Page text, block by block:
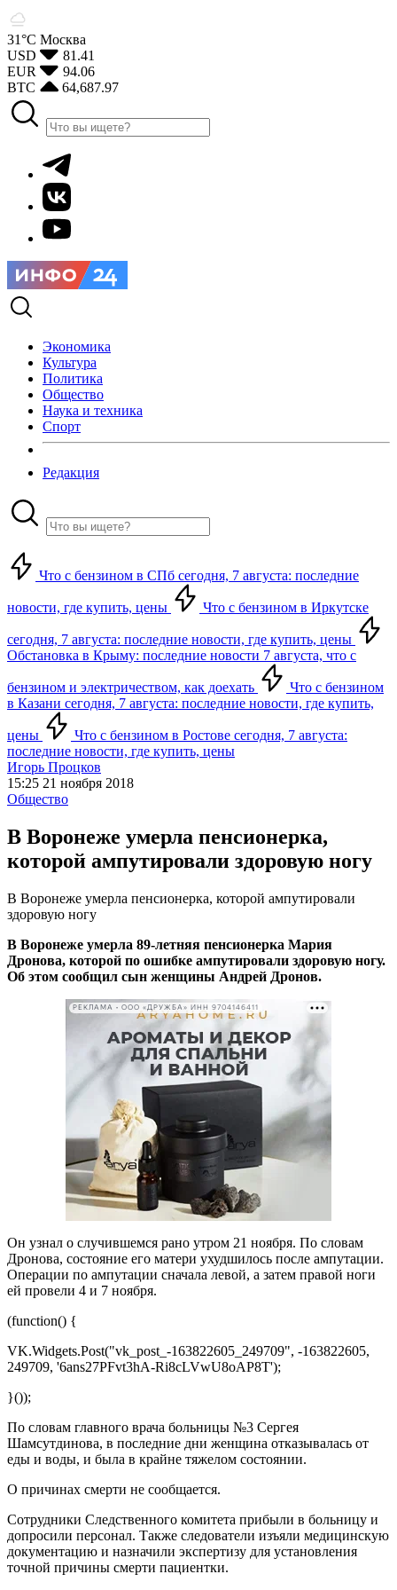
31°С Москва
USD
81.41
EUR
94.06
BTC
64,687.97
Экономика
Культура
Политика
Общество
Наука и техника
Спорт
Редакция
Что с бензином в СПб сегодня, 7 августа: последние
новости, где купить, цены Что с бензином в Иркутске
сегодня, 7 августа: последние новости, где купить, цены
Обстановка в Крыму: последние новости 7 августа, что с
бензином и электричеством, как доехать
Что с бензином
в Казани сегодня, 7 августа: последние новости, где купить,
цены
Что с бензином в Ростове сегодня, 7 августа:
последние новости, где купить, цены
Игорь Процков
15:25 21 ноября 2018
Общество
В Воронеже умерла пенсионерка,
которой ампутировали здоровую ногу
В Воронеже умерла пенсионерка, которой ампутировали
здоровую ногу
В Воронеже умерла 89-летняя пенсионерка Мария
Дронова, которой по ошибке ампутировали здоровую ногу.
Об этом сообщил сын женщины Андрей Дронов.
РЕКЛАМА • ООО «ДРУЖБА» ИНН 9704146411
Он узнал о случившемся рано утром 21 ноября. По словам
Дронова, состояние его матери ухудшилось после ампутации.
Операции по ампутации сначала левой, а затем правой ноги
ей провели 4 и 7 ноября.
(function() {
VK.Widgets.Post("vk_post_-163822605_249709", -163822605,
249709, '6ans27PFvt3hA-Ri8cLVwU8oAP8T');
}());
По словам главного врача больницы №3 Сергея
Шамсутдинова, в последние дни женщина отказывалась от
еды и воды, и была в крайне тяжелом состоянии.
О причинах смерти не сообщается.
Сотрудники Следственного комитета прибыли в больницу и
допросили персонал. Также следователи изъяли медицинскую
документацию и назначили экспертизу для установления
точной причины смерти пациентки.